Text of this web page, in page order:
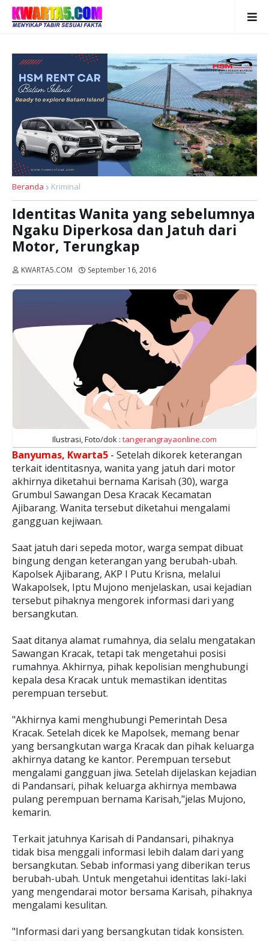
Beranda Kriminal
Identitas Wanita yang sebelumnya
Ngaku Diperkosa dan Jatuh dari
Motor, Terungkap
KWARTA5.COM September 16, 2016
Ilustrasi, Foto/dok : tangerangrayaonline.com
Banyumas, Kwarta5 - Setelah dikorek keterangan
terkait identitasnya, wanita yang jatuh dari motor
akhirnya diketahui bernama Karisah (30), warga
Grumbul Sawangan Desa Kracak Kecamatan
Ajibarang. Wanita tersebut diketahui mengalami
gangguan kejiwaan.
Saat jatuh dari sepeda motor, warga sempat dibuat
bingung dengan keterangan yang berubah-ubah.
Kapolsek Ajibarang, AKP I Putu Krisna, melalui
Wakapolsek, Iptu Mujono menjelaskan, usai kejadian
tersebut pihaknya mengorek informasi dari yang
bersangkutan.
Saat ditanya alamat rumahnya, dia selalu mengatakan
Sawangan Kracak, tetapi tak mengetahui posisi
rumahnya. Akhirnya, pihak kepolisian menghubungi
kepala desa Kracak untuk memastikan identitas
perempuan tersebut.
"Akhirnya kami menghubungi Pemerintah Desa
Kracak. Setelah dicek ke Mapolsek, memang benar
yang bersangkutan warga Kracak dan pihak keluarga
akhirnya datang ke kantor. Perempuan tersebut
mengalami gangguan jiwa. Setelah dijelaskan kejadian
di Pandansari, pihak keluarga akhirnya membawa
pulang perempuan bernama Karisah,"jelas Mujono,
kemarin.
Terkait jatuhnya Karisah di Pandansari, pihaknya
tidak bisa menggali informasi lebih dalam dari yang
bersangkutan. Sebab informasi yang diberikan terus
berubah-ubah. Untuk mengetahui identitas laki-laki
yang mengendarai motor bersama Karisah, pihaknya
mengalami kesulitan.
"Informasi dari yang bersangkutan tidak konsisten.